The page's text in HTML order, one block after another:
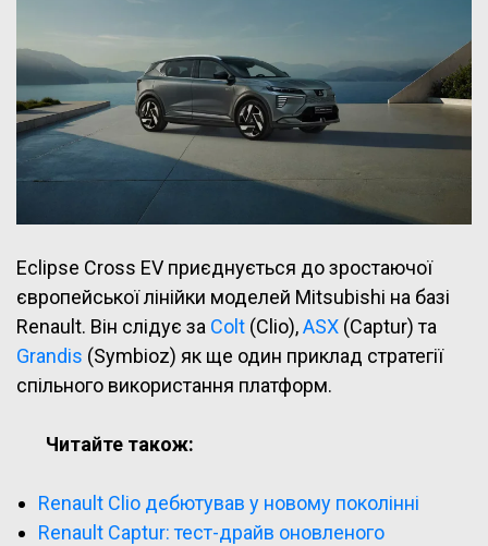
Eclipse Cross EV приєднується до зростаючої
європейської лінійки моделей Mitsubishi на базі
Renault. Він слідує за Colt (Clio),ASX (Captur) та
Grandis (Symbioz) як ще один приклад стратегії
спільного використання платформ.
Читайте також:
Renault Clio дебютував у новому поколінні
Renault Captur: тест-драйв оновленого